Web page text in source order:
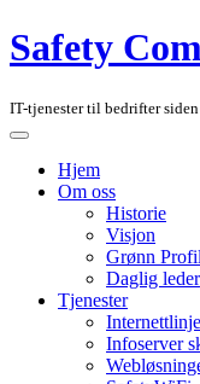
Safety
IT-tjenester til bedrifter
Hjem
Om oss
Historie
Visjon
Grønn Profil
Daglig leder
Tjenester
Infoserver